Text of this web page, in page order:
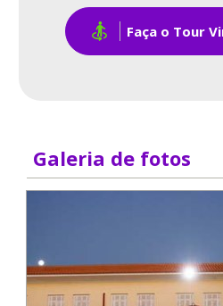
Faça o Tour
Galeria de fotos